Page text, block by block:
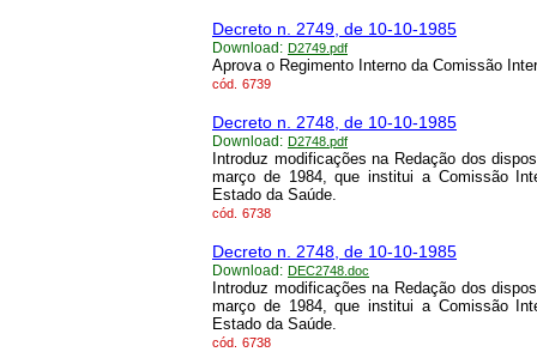
Decreto n. 2749, de 10-10-1985
Download: D2749.pdf
Aprova o Regimento Interno da Comissão
cód. 6739
Decreto n. 2748, de 10-10-1985
Download: D2748.pdf
Introduz modificações na Redação dos
março de 1984, que institui a Comissão
Estado da Saúde.
cód. 6738
Decreto n. 2748, de 10-10-1985
Download: DEC2748.doc
Introduz modificações na Redação dos
março de 1984, que institui a Comissão
Estado da Saúde.
cód. 6738